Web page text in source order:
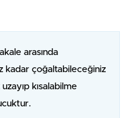
arasında
kadar çoğaltabileceğiniz
kısalabilme